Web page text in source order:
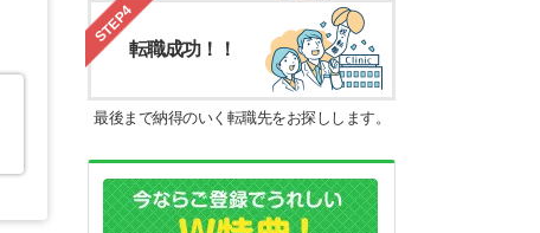
STEP4
転職成功！！
最後まで納得のいく転職先をお探しします。